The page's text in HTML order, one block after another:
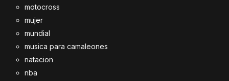
motocross
mujer
mundial
musica para camaleones
natacion
nba